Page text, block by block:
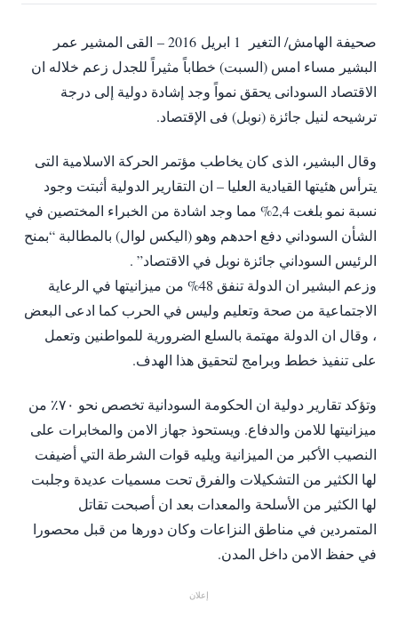
صحيفة الهامش/ التغير 1 ابريل 2016 – القى المشير عمر
البشير مساء امس (السبت) خطاباً مثيراً للجدل زعم خلاله ان
الاقتصاد السودانى يحقق نمواً وجد إشادة دولية إلى درجة
ترشيحه لنيل جائزة (نوبل) فى الإقتصاد.
وقال البشير، الذى كان يخاطب مؤتمر الحركة الاسلامية التى
يترأس هئيتها القيادية العليا – ان التقارير الدولية أثبتت وجود
نسبة نمو بلغت 2,4% مما وجد اشادة من الخبراء المختصين في
الشأن السوداني دفع احدهم وهو (اليكس لوال) بالمطالبة “بمنح
الرئيس السوداني جائزة نوبل في الاقتصاد” .
وزعم البشير ان الدولة تنفق 48% من ميزانيتها في الرعاية
الاجتماعية من صحة وتعليم وليس في الحرب كما ادعى البعض
، وقال ان الدولة مهتمة بالسلع الضرورية للمواطنين وتعمل
على تنفيذ خطط وبرامج لتحقيق هذا الهدف.
وتؤكد تقارير دولية ان الحكومة السودانية تخصص نحو ٧٠٪ من
ميزانيتها للامن والدفاع. ويستحوذ جهاز الامن والمخابرات على
النصيب الأكبر من الميزانية ويليه قوات الشرطة التي أضيفت
لها الكثير من التشكيلات والفرق تحت مسميات عديدة وجلبت
لها الكثير من الأسلحة والمعدات بعد ان أصبحت تقاتل
المتمردين في مناطق النزاعات وكان دورها من قبل محصورا
في حفظ الامن داخل المدن.
إعلان